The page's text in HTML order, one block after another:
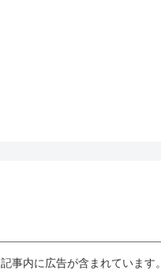
記事内に広告が含まれています。